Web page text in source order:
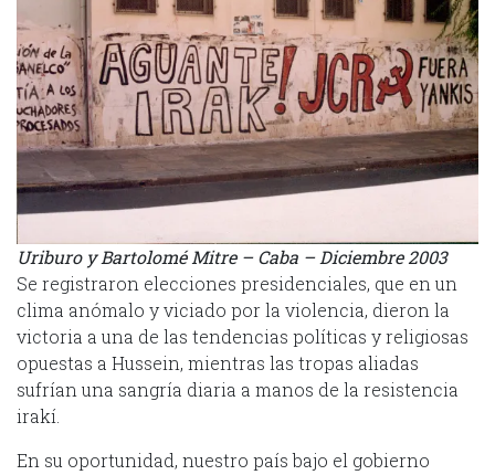
Uriburo y Bartolomé Mitre – Caba – Diciembre 2003
Se registraron elecciones presidenciales, que en un
clima anómalo y viciado por la violencia, dieron la
victoria a una de las tendencias políticas y religiosas
opuestas a Hussein, mientras las tropas aliadas
sufrían una sangría diaria a manos de la resistencia
irakí.
En su oportunidad, nuestro país bajo el gobierno